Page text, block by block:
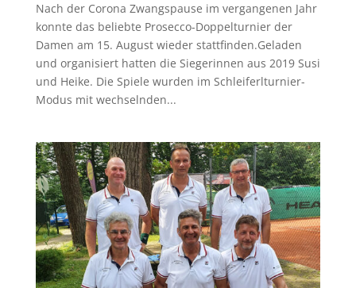
Nach der Corona Zwangspause im vergangenen Jahr
konnte das beliebte Prosecco-Doppelturnier der
Damen am 15. August wieder stattfinden.Geladen
und organisiert hatten die Siegerinnen aus 2019 Susi
und Heike. Die Spiele wurden im Schleiferlturnier-
Modus mit wechselnden...